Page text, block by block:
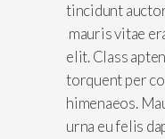
tincidunt
mauris vitae
elit. Class
torquent per
himenaeos.
urna eu felis